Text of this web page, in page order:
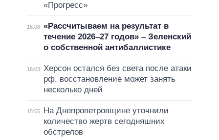
«Прогресс»
16:08 «Рассчитываем на результат в
течение 2026–27 годов» – Зеленский
о собственной антибаллистике
16:03 Херсон остался без света после атаки
рф, восстановление может занять
несколько дней
15:55
На Днепропетровщине уточнили
количество жертв сегодняшних
обстрелов